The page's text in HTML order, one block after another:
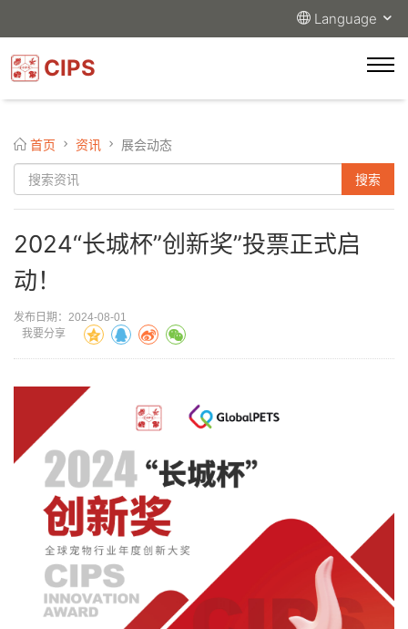
Language
CIPS
首页 资讯 展会动态
2024“长城杯”创新奖”投票正式启
动！
发布日期：2024-08-01
我要分享